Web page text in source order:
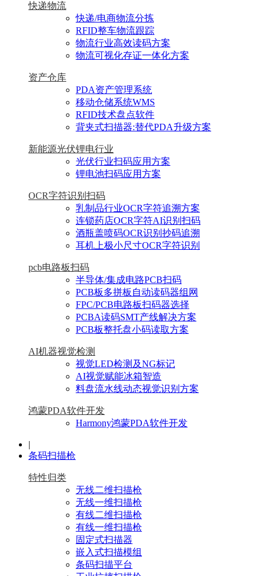
快递物流
快递/电商物流分拣
RFID整车物流跟踪
物流行业高效读码方案
物流可视化存证一体化方案
资产仓库
PDA资产管理系统
移动仓储系统WMS
RFID技术盘点软件
背夹式扫描器:替代PDA升级方案
新能源光伏锂电行业
光伏行业扫码应用方案
锂电池扫码应用方案
OCR字符识别扫码
乳制品行业OCR字符追溯方案
连锁药店OCR字符AI识别扫码
酒瓶盖喷码OCR识别抄码追溯
耳机上极小尺寸OCR字符识别
pcb电路板扫码
半导体/集成电路PCB扫码
PCB板多拼板自动读码器组网
FPC/PCB电路板扫码器选择
PCBA读码SMT产线解决方案
PCB板整托盘小码读取方案
AI机器视觉检测
视觉LED检测及NG标记
AI视觉赋能冰箱智造
料盘流水线动态视觉识别方案
鸿蒙PDA软件开发
Harmony鸿蒙PDA软件开发
|
条码扫描枪
特性归类
无线二维扫描枪
无线一维扫描枪
有线二维扫描枪
有线一维扫描枪
固定式扫描器
嵌入式扫描模组
条码扫描平台